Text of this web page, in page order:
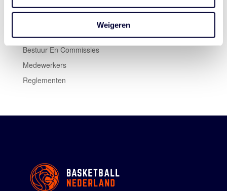
Weigeren
Algemene Vergadering
Bestuur En Commissies
Medewerkers
Reglementen